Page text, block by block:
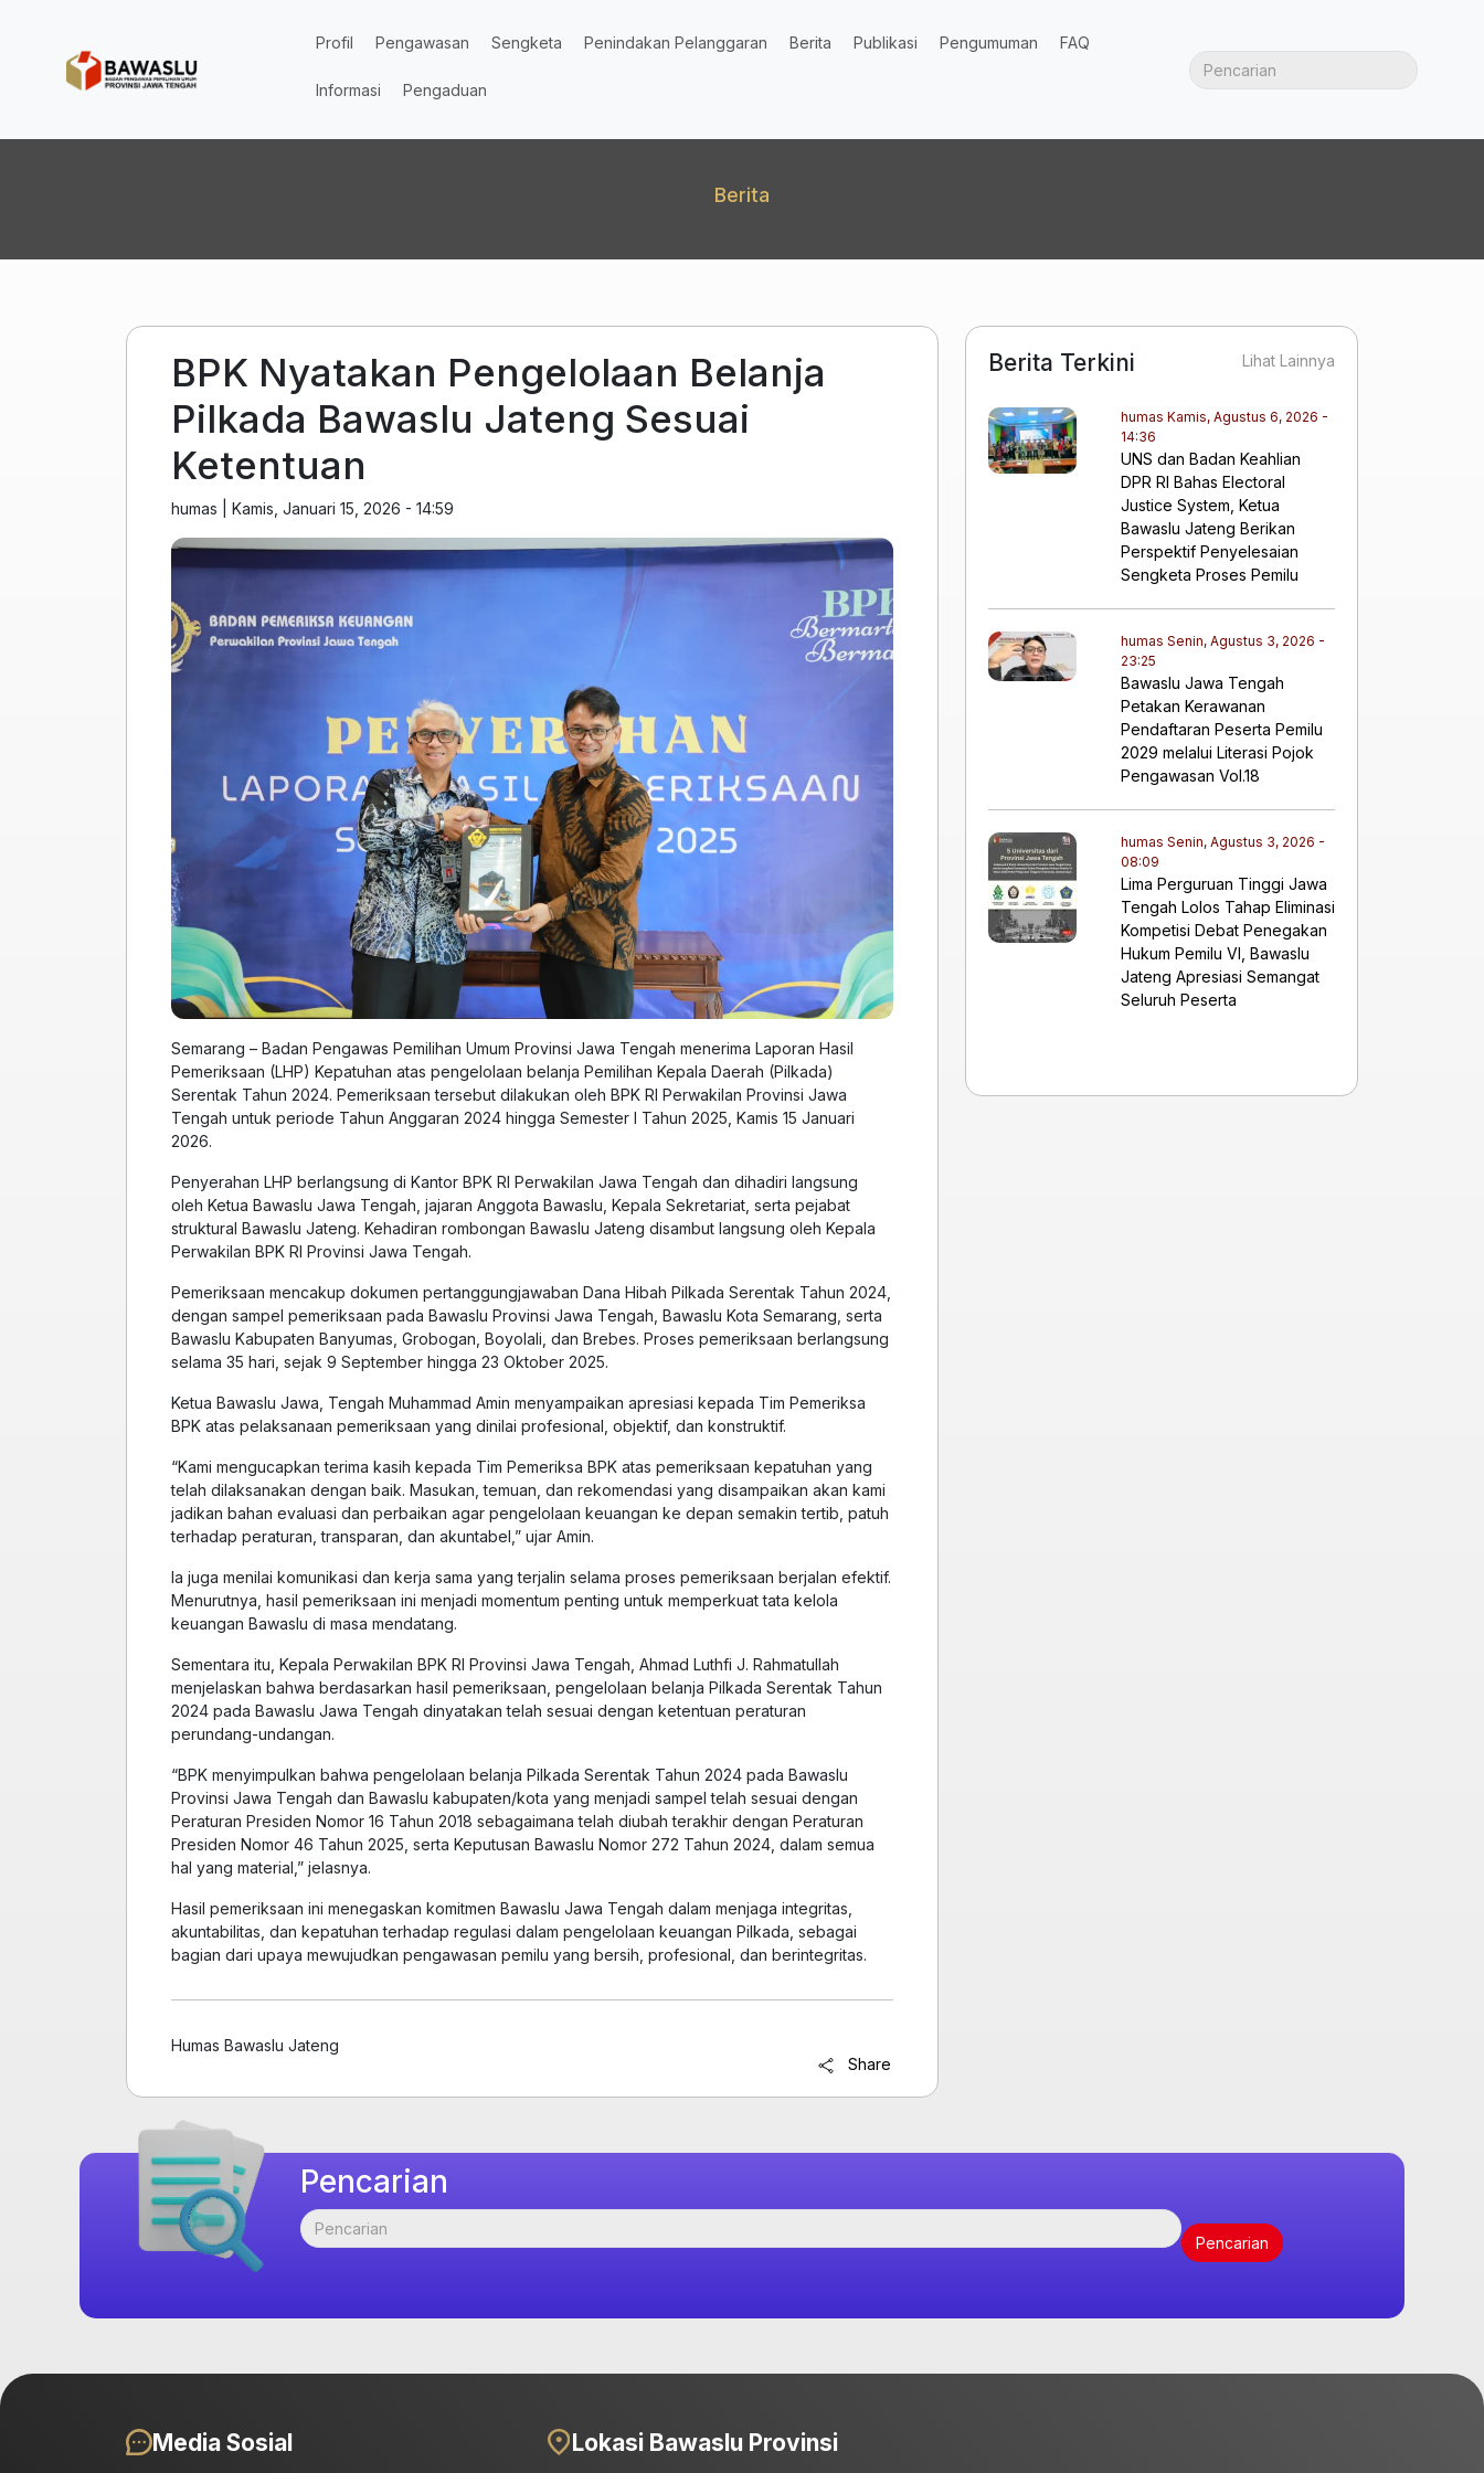
Profil
Pengawasan Sengketa Penindakan Pelanggaran Berita Publikasi Pengumuman FAQ
Informasi Pengaduan
Berita
BPK Nyatakan Pengelolaan Belanja
Pilkada Bawaslu Jateng Sesuai
Ketentuan
humas Kamis, Januari 15, 2026 - 14:59
Semarang – Badan Pengawas Pemilihan Umum Provinsi Jawa Tengah menerima Laporan Hasil
Pemeriksaan (LHP) Kepatuhan atas pengelolaan belanja Pemilihan Kepala Daerah (Pilkada)
Serentak Tahun 2024. Pemeriksaan tersebut dilakukan oleh BPK RI Perwakilan Provinsi Jawa
Tengah untuk periode Tahun Anggaran 2024 hingga Semester I Tahun 2025, Kamis 15 Januari
2026.
Penyerahan LHP berlangsung di Kantor BPK RI Perwakilan Jawa Tengah dan dihadiri langsung
oleh Ketua Bawaslu Jawa Tengah, jajaran Anggota Bawaslu, Kepala Sekretariat, serta pejabat
struktural Bawaslu Jateng. Kehadiran rombongan Bawaslu Jateng disambut langsung oleh Kepala
Perwakilan BPK RI Provinsi Jawa Tengah.
Pemeriksaan mencakup dokumen pertanggungjawaban Dana Hibah Pilkada Serentak Tahun 2024,
dengan sampel pemeriksaan pada Bawaslu Provinsi Jawa Tengah, Bawaslu Kota Semarang, serta
Bawaslu Kabupaten Banyumas, Grobogan, Boyolali, dan Brebes. Proses pemeriksaan berlangsung
selama 35 hari, sejak 9 September hingga 23 Oktober 2025.
Ketua Bawaslu Jawa, Tengah Muhammad Amin menyampaikan apresiasi kepada Tim Pemeriksa
BPK atas pelaksanaan pemeriksaan yang dinilai profesional, objektif, dan konstruktif.
“Kami mengucapkan terima kasih kepada Tim Pemeriksa BPK atas pemeriksaan kepatuhan yang
telah dilaksanakan dengan baik. Masukan, temuan, dan rekomendasi yang disampaikan akan kami
jadikan bahan evaluasi dan perbaikan agar pengelolaan keuangan ke depan semakin tertib, patuh
terhadap peraturan, transparan, dan akuntabel,” ujar Amin.
Ia juga menilai komunikasi dan kerja sama yang terjalin selama proses pemeriksaan berjalan efektif.
Menurutnya, hasil pemeriksaan ini menjadi momentum penting untuk memperkuat tata kelola
keuangan Bawaslu di masa mendatang.
Sementara itu, Kepala Perwakilan BPK RI Provinsi Jawa Tengah, Ahmad Luthfi J. Rahmatullah
menjelaskan bahwa berdasarkan hasil pemeriksaan, pengelolaan belanja Pilkada Serentak Tahun
2024 pada Bawaslu Jawa Tengah dinyatakan telah sesuai dengan ketentuan peraturan
perundang-undangan.
“BPK menyimpulkan bahwa pengelolaan belanja Pilkada Serentak Tahun 2024 pada Bawaslu
Provinsi Jawa Tengah dan Bawaslu kabupaten/kota yang menjadi sampel telah sesuai dengan
Peraturan Presiden Nomor 16 Tahun 2018 sebagaimana telah diubah terakhir dengan Peraturan
Presiden Nomor 46 Tahun 2025, serta Keputusan Bawaslu Nomor 272 Tahun 2024, dalam semua
hal yang material,” jelasnya.
Hasil pemeriksaan ini menegaskan komitmen Bawaslu Jawa Tengah dalam menjaga integritas,
akuntabilitas, dan kepatuhan terhadap regulasi dalam pengelolaan keuangan Pilkada, sebagai
bagian dari upaya mewujudkan pengawasan pemilu yang bersih, profesional, dan berintegritas.
Humas Bawaslu Jateng
Share
Berita Terkini
humas Kamis, Agustus 6, 2026 -
14:36
UNS dan Badan Keahlian
DPR RI Bahas Electoral
Justice System, Ketua
Bawaslu Jateng Berikan
Perspektif Penyelesaian
Sengketa Proses Pemilu
humas Senin, Agustus 3, 2026 -
23:25
Bawaslu Jawa Tengah
Petakan Kerawanan
Pendaftaran Peserta Pemilu
2029 melalui Literasi Pojok
Pengawasan Vol.18
humas Senin, Agustus 3, 2026 -
08:09
Lima Perguruan Tinggi Jawa
Tengah Lolos Tahap Eliminasi
Kompetisi Debat Penegakan
Hukum Pemilu VI, Bawaslu
Jateng Apresiasi Semangat
Seluruh Peserta
Lihat Lainnya
Pencarian
Media Sosial Lokasi Bawaslu Provinsi